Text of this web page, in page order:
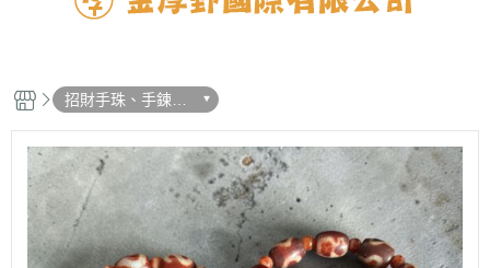
招財手珠、手鍊、
項鍊